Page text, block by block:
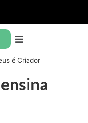
é Criador